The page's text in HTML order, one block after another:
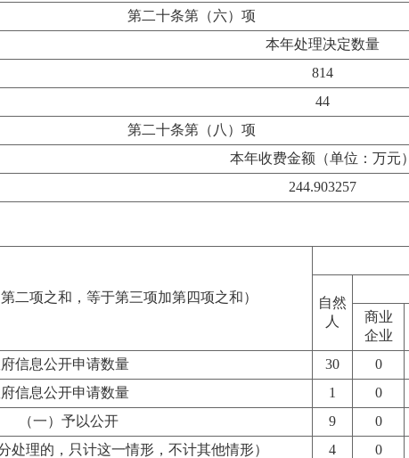
第二十条第（六）项
本年处理决定数量
814
44
第二十条第（八）项
本年收费金额（单位：万元）
244.903257
二项之和，等于第三项加第四项之和）
自然
人
商业
企业
信息公开申请数量
30 0
信息公开申请数量
1 0
（一）予以公开 9 0
处理的，只计这一情形，不计其他情形）
4 0